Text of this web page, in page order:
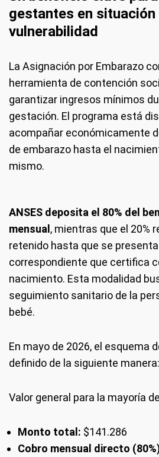
gestantes en situación
vulnerabilidad
La Asignación por Embarazo
herramienta de contención
garantizar ingresos mínimos
gestación. El programa está
acompañar económicamente
de embarazo hasta el
mismo.
ANSES deposita el 80% del
mensual , mientras que el 20%
retenido hasta que se
correspondiente que certifica
nacimiento. Esta modalidad
seguimiento sanitario de la
bebé.
En mayo de 2026, el esquema
definido de la siguiente manera:
Valor general para la mayoría
Monto total: $141.286
Cobro mensual directo